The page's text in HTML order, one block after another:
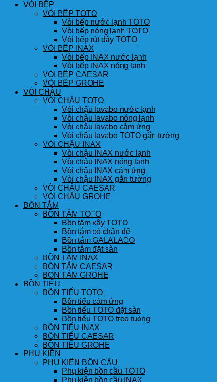
VÒI BẾP
VÒI BẾP TOTO
Vòi bếp nước lạnh TOTO
Vòi bếp nóng lạnh TOTO
Vòi bếp rút dây TOTO
VÒI BẾP INAX
Vòi bếp INAX nước lạnh
Vòi bếp INAX nóng lạnh
VÒI BẾP CAESAR
VÒI BẾP GROHE
VÒI CHẬU
VÒI CHẬU TOTO
Vòi chậu lavabo nước lạnh
Vòi chậu lavabo nóng lạnh
Vòi chậu lavabo cảm ứng
Vòi chậu lavabo TOTO gắn tường
VÒI CHẬU INAX
Vòi chậu INAX nước lạnh
Vòi chậu INAX nóng lạnh
Vòi chậu INAX cảm ứng
Vòi chậu INAX gắn tường
VÒI CHẬU CAESAR
VÒI CHẬU GROHE
BỒN TẮM
BỒN TẮM TOTO
Bồn tắm xây TOTO
Bồn tắm có chân đế
Bồn tắm GALALACO
Bồn tắm đặt sàn
BỒN TẮM INAX
BỒN TẮM CAESAR
BỒN TẮM GROHE
BỒN TIỂU
BỒN TIỂU TOTO
Bồn tiểu cảm ứng
Bồn tiểu TOTO đặt sàn
Bồn tiểu TOTO treo tuòng
BỒN TIỂU INAX
BỒN TIỂU CAESAR
BỒN TIỂU GROHE
PHỤ KIỆN
PHỤ KIỆN BỒN CẦU
Phụ kiện bồn cầu TOTO
Phụ kiện bồn cầu INAX